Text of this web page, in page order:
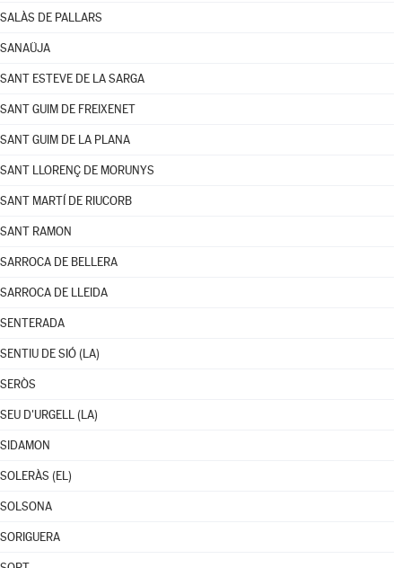
SALÀS DE PALLARS
SANAÜJA
SANT ESTEVE DE LA SARGA
SANT GUIM DE FREIXENET
SANT GUIM DE LA PLANA
SANT LLORENÇ DE MORUNYS
SANT MARTÍ DE RIUCORB
SANT RAMON
SARROCA DE BELLERA
SARROCA DE LLEIDA
SENTERADA
SENTIU DE SIÓ (LA)
SERÒS
SEU D'URGELL (LA)
SIDAMON
SOLERÀS (EL)
SOLSONA
SORIGUERA